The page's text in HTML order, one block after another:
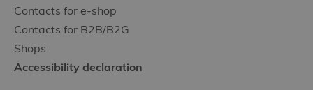
Contacts for e-shop
Contacts for B2B/B2G
Shops
Accessibility declaration